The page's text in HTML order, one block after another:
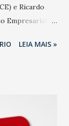
e Ricardo
Empresarial da
em Brasília
aprovado pela
LEIA MAIS »